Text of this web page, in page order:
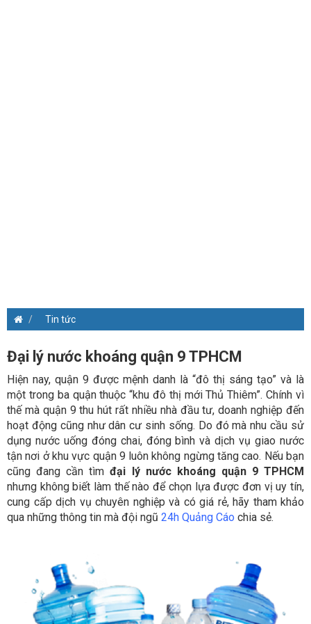
Tin tức
Đại lý nước khoáng quận 9 TPHCM
Hiện nay, quận 9 được mệnh danh là “đô thị sáng tạo” và là
một trong ba quận thuộc “khu đô thị mới Thủ Thiêm”. Chính vì
thế mà quận 9 thu hút rất nhiều nhà đầu tư, doanh nghiệp đến
hoạt động cũng như dân cư sinh sống. Do đó mà nhu cầu sử
dụng nước uống đóng chai, đóng bình và dịch vụ giao nước
tận nơi ở khu vực quận 9 luôn không ngừng tăng cao. Nếu bạn
cũng đang cần tìmđại lý nước khoáng quận 9 TPHCM
nhưng không biết làm thế nào để chọn lựa được đơn vị uy tín,
cung cấp dịch vụ chuyên nghiệp và có giá rẻ, hãy tham khảo
qua những thông tin mà đội ngũ 24h Quảng Cáo chia sẻ.